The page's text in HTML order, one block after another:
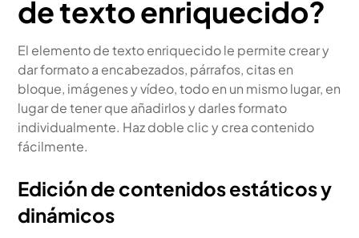
de texto enriquecido?
El elemento de texto enriquecido le permite crear y
dar formato a encabezados, párrafos, citas en
bloque, imágenes y vídeo, todo en un mismo lugar, en
lugar de tener que añadirlos y darles formato
individualmente. Haz doble clic y crea contenido
fácilmente.
Edición de contenidos estáticos y
dinámicos